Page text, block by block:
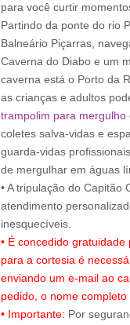
para você curtir
Partindo da ponte do rio
Balneário Piçarras,
Caverna do Diabo e um
caverna está o Porto da
as crianças e adultos
trampolim para mergulho
coletes salva-vidas e
guarda-vidas
de mergulhar em águas
• A tripulação do Capitão
atendimento
• É concedido
para a cortesia é
enviando um e-mail ao
pedido, o nome
• Importante: Por